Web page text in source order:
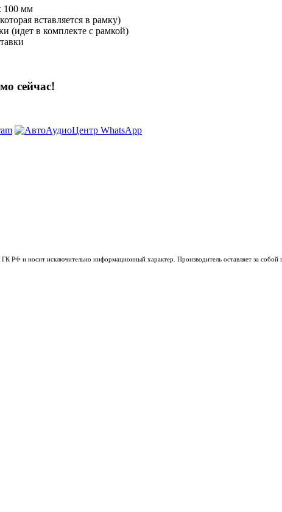
100 мм
вставляется в рамку)
(идет в комплекте с рамкой)
сейчас!
РФ и носит исключительно информационный характер. Производитель оставляет за собой